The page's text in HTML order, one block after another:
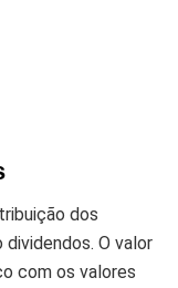
dos
O valor
com os valores